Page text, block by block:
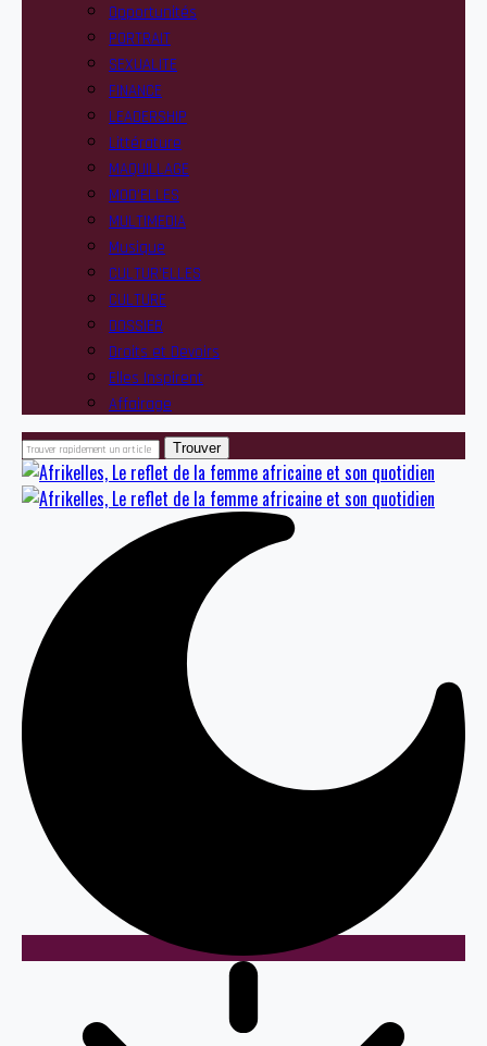
Opportunités
PORTRAIT
SEXUALITE
FINANCE
LEADERSHIP
Littérature
MAQUILLAGE
MOD’ELLES
MULTIMEDIA
Musique
CULTUR’ELLES
CULTURE
DOSSIER
Droits et Devoirs
Elles Inspirent
Affairage